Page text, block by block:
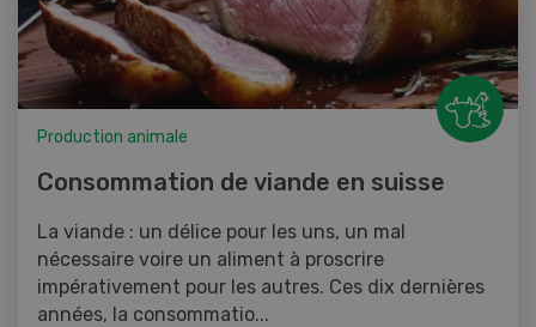
Production animale
Consommation de viande en suisse
La viande : un délice pour les uns, un mal
nécessaire voire un aliment à proscrire
impérativement pour les autres. Ces dix dernières
années, la consommatio...